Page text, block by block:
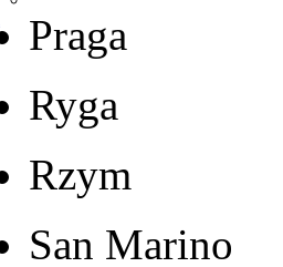
Praga
Ryga
Rzym
San Marino